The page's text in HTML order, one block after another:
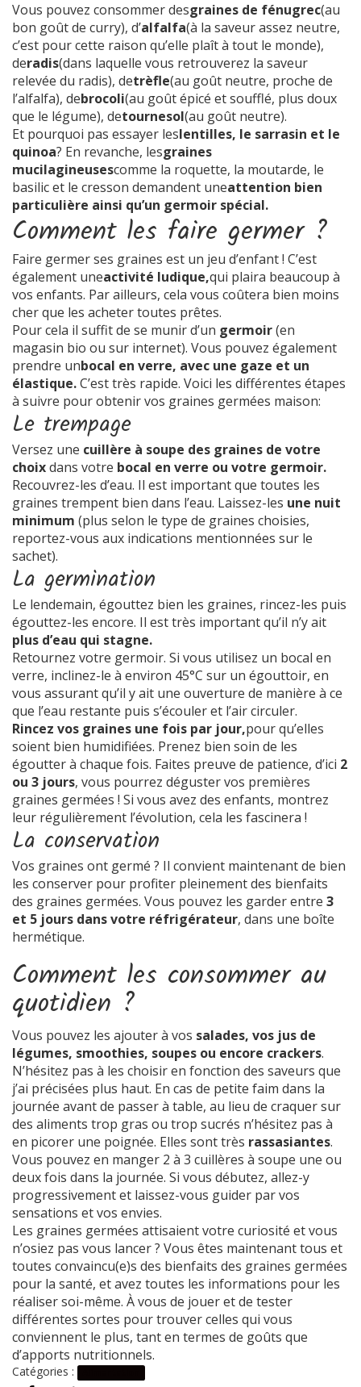
Vous pouvez consommer desgraines de fénugrec(au
bon goût de curry), d’alfalfa(à la saveur assez neutre,
c’est pour cette raison qu’elle plaît à tout le monde),
deradis(dans laquelle vous retrouverez la saveur
relevée du radis), detrèfle(au goût neutre, proche de
l’alfalfa), debrocoli(au goût épicé et soufflé, plus doux
que le légume), detournesol(au goût neutre).
Et pourquoi pas essayer leslentilles, le sarrasin et le
quinoa? En revanche, lesgraines
mucilagineusescomme la roquette, la moutarde, le
basilic et le cresson demandent uneattention bien
particulière ainsi qu’un germoir spécial.
Comment les faire germer ?
Faire germer ses graines est un jeu d’enfant ! C’est
également uneactivité ludique,qui plaira beaucoup à
vos enfants. Par ailleurs, cela vous coûtera bien moins
cher que les acheter toutes prêtes.
Pour cela il suffit de se munir d’un germoir(en
magasin bio ou sur internet). Vous pouvez également
prendre unbocal en verre, avec une gaze et un
élastique.C’est très rapide. Voici les différentes étapes
à suivre pour obtenir vos graines germées maison:
Le trempage
Versez une cuillère à soupe des graines de votre
choixdans votre bocal en verre ou votre germoir.
Recouvrez-les d’eau. Il est important que toutes les
graines trempent bien dans l’eau. Laissez-les une nuit
minimum (plus selon le type de graines choisies,
reportez-vous aux indications mentionnées sur le
sachet).
La germination
Le lendemain, égouttez bien les graines, rincez-les puis
égouttez-les encore. Il est très important qu’il n’y ait
plus d’eau qui stagne.
Retournez votre germoir. Si vous utilisez un bocal en
verre, inclinez-le à environ 45°C sur un égouttoir, en
vous assurant qu’il y ait une ouverture de manière à ce
que l’eau restante puis s’écouler et l’air circuler.
Rincez vos graines une fois par jour,pour qu’elles
soient bien humidifiées. Prenez bien soin de les
égoutter à chaque fois. Faites preuve de patience, d’ici 2
ou 3 jours, vous pourrez déguster vos premières
graines germées ! Si vous avez des enfants, montrez
leur régulièrement l’évolution, cela les fascinera !
La conservation
Vos graines ont germé ? Il convient maintenant de bien
les conserver pour profiter pleinement des bienfaits
des graines germées. Vous pouvez les garder entre 3
et 5 jours dans votre réfrigérateur, dans une boîte
hermétique.
Comment les consommer au
quotidien ?
Vous pouvez les ajouter à vos salades, vos jus de
légumes, smoothies, soupes ou encore crackers.
N’hésitez pas à les choisir en fonction des saveurs que
j’ai précisées plus haut. En cas de petite faim dans la
journée avant de passer à table, au lieu de craquer sur
des aliments trop gras ou trop sucrés n’hésitez pas à
en picorer une poignée. Elles sont très rassasiantes.
Vous pouvez en manger 2 à 3 cuillères à soupe une ou
deux fois dans la journée. Si vous débutez, allez-y
progressivement et laissez-vous guider par vos
sensations et vos envies.
Les graines germées attisaient votre curiosité et vous
n’osiez pas vous lancer ? Vous êtes maintenant tous et
toutes convaincu(e)s des bienfaits des graines germées
pour la santé, et avez toutes les informations pour les
réaliser soi-même. À vous de jouer et de tester
différentes sortes pour trouver celles qui vous
conviennent le plus, tant en termes de goûts que
d’apports nutritionnels.
Catégories :